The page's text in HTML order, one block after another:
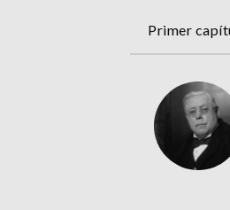
Primer